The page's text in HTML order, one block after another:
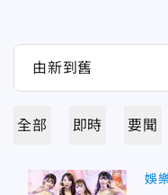
全部 即時 要聞
娛